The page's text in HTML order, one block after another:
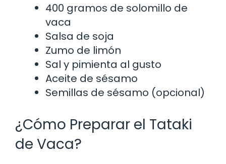
400 gramos de solomillo de
vaca
Salsa de soja
Zumo de limón
Sal y pimienta al gusto
Aceite de sésamo
Semillas de sésamo (opcional)
¿Cómo Preparar el Tataki
de Vaca?